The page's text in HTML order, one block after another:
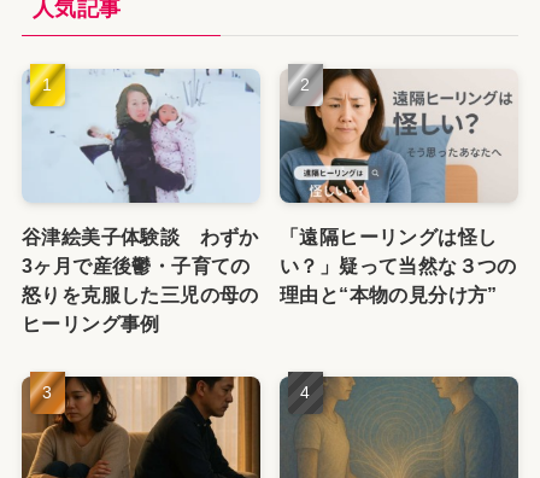
人気記事
谷津絵美子体験談 わずか
3ヶ月で産後鬱・子育ての
怒りを克服した三児の母の
ヒーリング事例
「遠隔ヒーリングは怪し
い？」疑って当然な３つの
理由と“本物の見分け方”